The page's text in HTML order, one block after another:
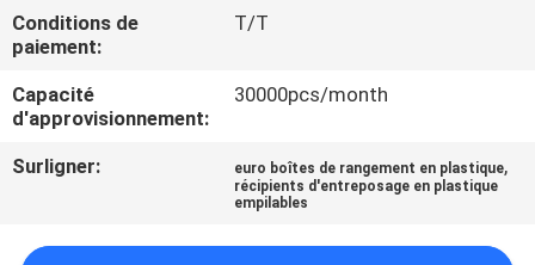
CONTRÔLE
QUALITÉ
NOUS
Conditions de
paiement:
T/T
Capacité
d'approvisionnement:
30000pcs/month
Surligner: euro boîtes de rangement en plastique,
récipients d'entreposage en plastique
empilables